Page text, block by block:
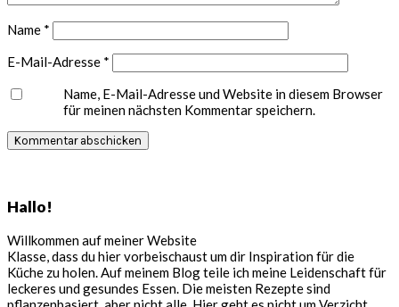
Name *
E-Mail-Adresse *
Name, E-Mail-Adresse und Website in diesem Browser
für meinen nächsten Kommentar speichern.
Hallo!
Willkommen auf meiner Website
Klasse, dass du hier vorbeischaust um dir Inspiration für die
Küche zu holen. Auf meinem Blog teile ich meine Leidenschaft für
leckeres und gesundes Essen. Die meisten Rezepte sind